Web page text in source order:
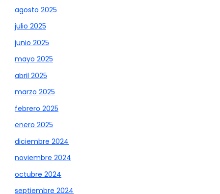
agosto 2025
julio 2025
junio 2025
mayo 2025
abril 2025
marzo 2025
febrero 2025
enero 2025
diciembre 2024
noviembre 2024
octubre 2024
septiembre 2024